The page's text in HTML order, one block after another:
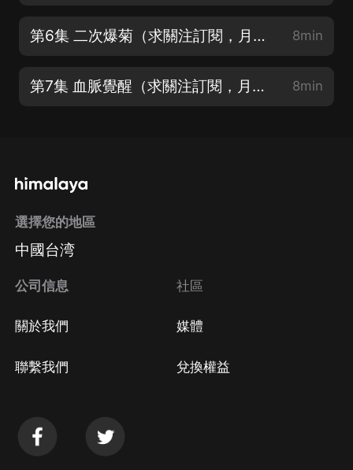
第6集 二次爆菊（求關注訂閱，月票點讚） 8min
第7集 血脈覺醒（求關注訂閱，月票點讚） 8min
選擇您的地區
中國台湾
公司信息
關於我們
聯繫我們
社區
媒體
兌換權益